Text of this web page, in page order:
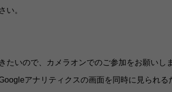
い。
いので、カメラオンでのご参加をお願いしま
アナリティクスの画面を同時に見られ